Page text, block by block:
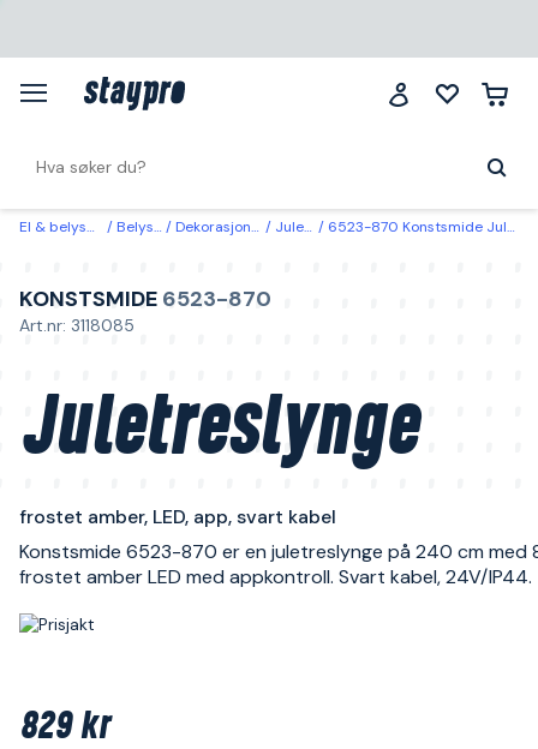
El & belysning Belysning Dekorasjonsbelysning Julebelysning 6523-870 Konstsmide Juletreslynge frostet amber, LED, app, svart kabel 240 cm
KONSTSMIDE 6523-870
Art.nr: 3118085
Juletreslynge
frostet amber, LED, app, svart kabel
Konstsmide 6523-870 er en juletreslynge på 240 cm med
frostet amber LED med appkontroll. Svart kabel, 24V/IP44.
829 kr